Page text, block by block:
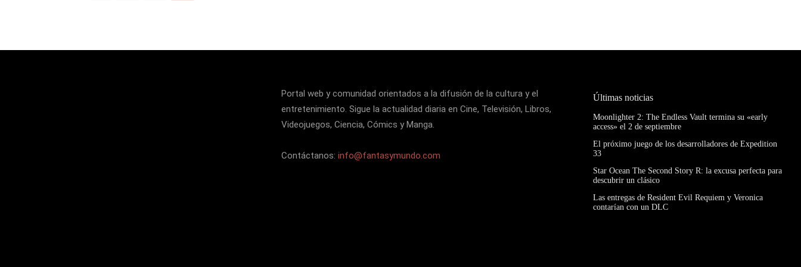
Portal web y comunidad orientados a la difusión de la cultura y el
entretenimiento. Sigue la actualidad diaria en Cine, Televisión, Libros,
Videojuegos, Ciencia, Cómics y Manga.
Contáctanos: info@fantasymundo.com
Últimas noticias
Moonlighter 2: The Endless Vault termina su «early
access» el 2 de septiembre
El próximo juego de los desarrolladores de Expedition
33
Star Ocean The Second Story R: la excusa perfecta para
descubrir un clásico
Las entregas de Resident Evil Requiem y Veronica
contarían con un DLC